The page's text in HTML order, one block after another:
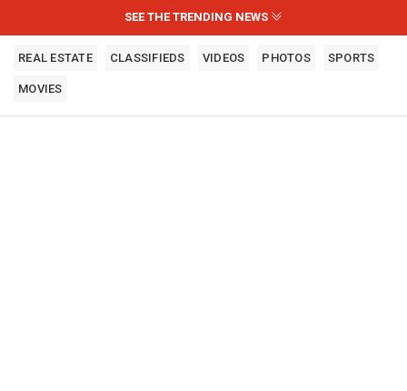
SEE THE TRENDING NEWS
REAL ESTATE CLASSIFIEDS VIDEOS PHOTOS SPORTS
MOVIES